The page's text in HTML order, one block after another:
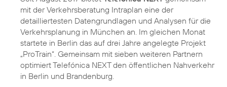
mit der Verkehrsberatung Intraplan eine der
detailliertesten Datengrundlagen und Analysen für die
Verkehrsplanung in München an. Im gleichen Monat
startete in Berlin das auf drei Jahre angelegte Projekt
„ProTrain“. Gemeinsam mit sieben weiteren Partnern
optimiert Telefónica NEXT den öffentlichen Nahverkehr
in Berlin und Brandenburg.